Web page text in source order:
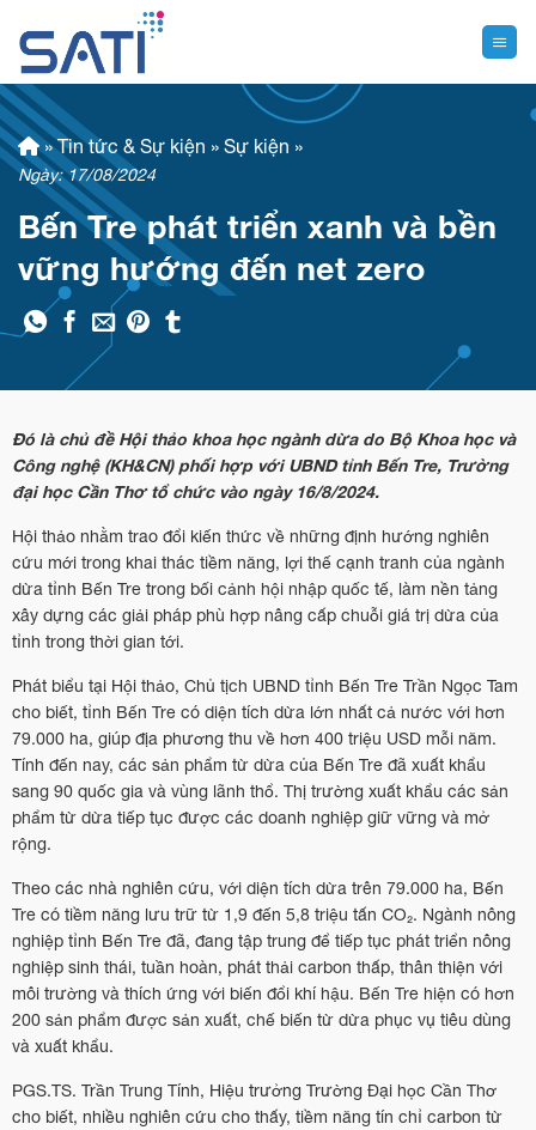
content
»Tin tức & Sự kiện » Sự kiện »
Ngày: 17/08/2024
Bến Tre phát triển xanh và bền
vững hướng đến net zero
Đó là chủ đề Hội thảo khoa học ngành dừa do Bộ Khoa học và
Công nghệ (KH&CN) phối hợp với UBND tỉnh Bến Tre, Trường
đại học Cần Thơ tổ chức vào ngày 16/8/2024.
Hội thảo nhằm trao đổi kiến thức về những định hướng nghiên
cứu mới trong khai thác tiềm năng, lợi thế cạnh tranh của ngành
dừa tỉnh Bến Tre trong bối cảnh hội nhập quốc tế, làm nền tảng
xây dựng các giải pháp phù hợp nâng cấp chuỗi giá trị dừa của
tỉnh trong thời gian tới.
Phát biểu tại Hội thảo, Chủ tịch UBND tỉnh Bến Tre Trần Ngọc Tam
cho biết, tỉnh Bến Tre có diện tích dừa lớn nhất cả nước với hơn
79.000 ha, giúp địa phương thu về hơn 400 triệu USD mỗi năm.
Tính đến nay, các sản phẩm từ dừa của Bến Tre đã xuất khẩu
sang 90 quốc gia và vùng lãnh thổ. Thị trường xuất khẩu các sản
phẩm từ dừa tiếp tục được các doanh nghiệp giữ vững và mở
rộng.
Theo các nhà nghiên cứu, với diện tích dừa trên 79.000 ha, Bến
Tre có tiềm năng lưu trữ từ 1,9 đến 5,8 triệu tấn CO₂. Ngành nông
nghiệp tỉnh Bến Tre đã, đang tập trung để tiếp tục phát triển nông
nghiệp sinh thái, tuần hoàn, phát thải carbon thấp, thân thiện với
môi trường và thích ứng với biến đổi khí hậu. Bến Tre hiện có hơn
200 sản phẩm được sản xuất, chế biến từ dừa phục vụ tiêu dùng
và xuất khẩu.
PGS.TS. Trần Trung Tính, Hiệu trưởng Trường Đại học Cần Thơ
cho biết, nhiều nghiên cứu cho thấy, tiềm năng tín chỉ carbon từ